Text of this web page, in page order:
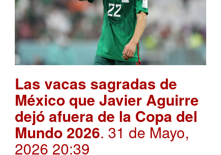
Las vacas sagradas de
México que Javier Aguirre
dejó afuera de la Copa del
Mundo 2026. 31 de Mayo,
2026 20:39